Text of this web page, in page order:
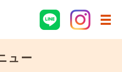
ュー